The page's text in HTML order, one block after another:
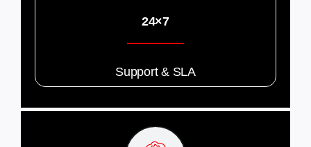
24×7
Support & SLA